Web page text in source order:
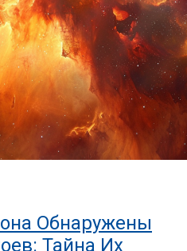
Обнаружены
Тайна Их